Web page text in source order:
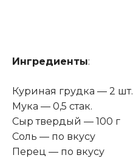
Ингредиенты:
Куриная грудка — 2 шт.
Мука — 0,5 стак.
Сыр твердый — 100 г
Соль — по вкусу
Перец — по вкусу